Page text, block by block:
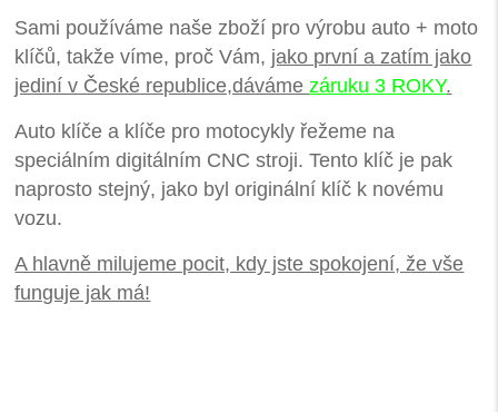
Sami používáme naše zboží pro výrobu auto + moto
klíčů, takže víme, proč Vám, jako první a zatím jako
jediní v České republice,dávámezáruku 3 ROKY.
Auto klíče a klíče pro motocykly řežeme na
speciálním digitálním CNC stroji. Tento klíč je pak
naprosto stejný, jako byl originální klíč k novému
vozu.
A hlavně milujeme pocit, kdy jste spokojení, že vše
funguje jak má!